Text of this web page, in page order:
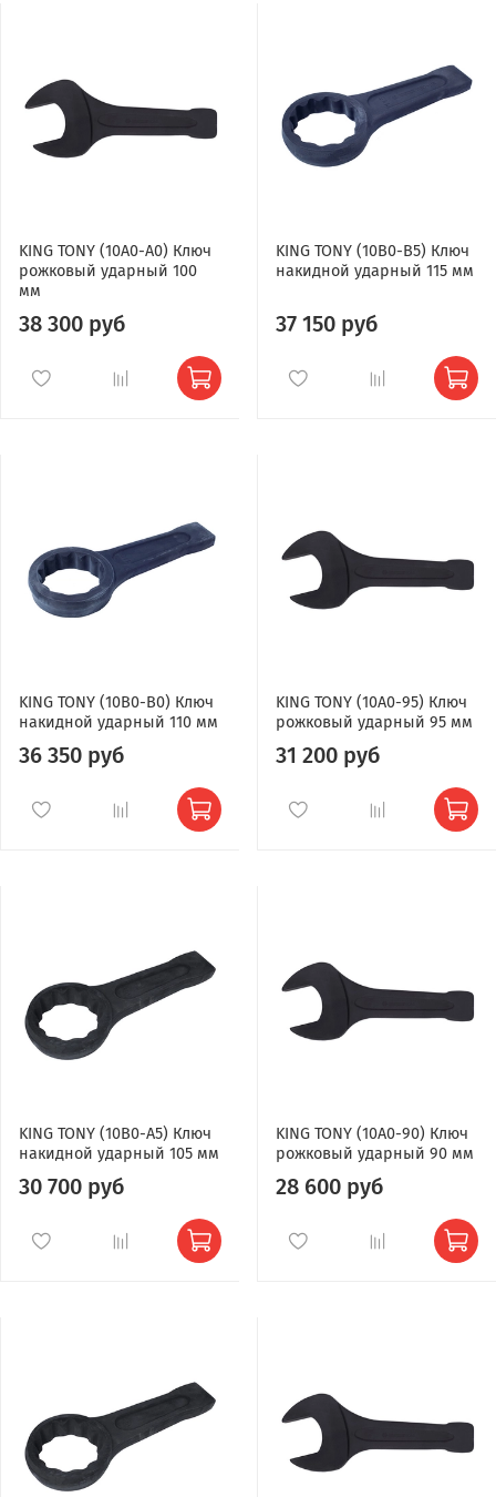
KING TONY (10A0-A0) Ключ
рожковый ударный 100
мм
38 300 руб
KING TONY (10B0-B5) Ключ
накидной ударный 115 мм
37 150 руб
KING TONY (10B0-B0) Ключ
накидной ударный 110 мм
36 350 руб
KING TONY (10A0-95) Ключ
рожковый ударный 95 мм
31 200 руб
KING TONY (10B0-A5) Ключ
накидной ударный 105 мм
30 700 руб
KING TONY (10A0-90) Ключ
рожковый ударный 90 мм
28 600 руб